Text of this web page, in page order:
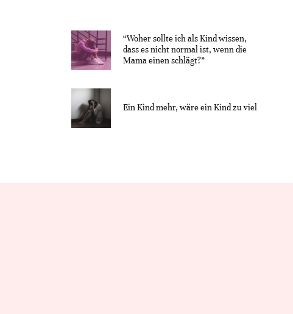
“Woher sollte ich als Kind wissen,
dass es nicht normal ist, wenn die
Mama einen schlägt?”
Ein Kind mehr, wäre ein Kind zu viel